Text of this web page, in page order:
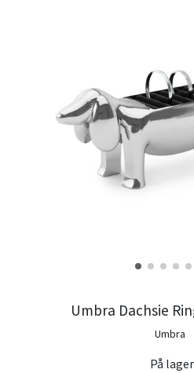
Umbra Dachsie
Umbra
På lager